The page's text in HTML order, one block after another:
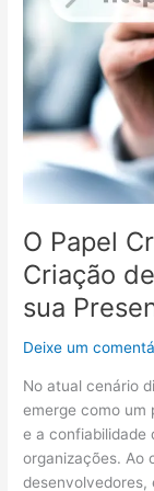
O Papel
Criação
sua
Deixe um
No atual cenário
emerge como um
e a confiabilidade
organizações. Ao
desenvolvedores,
Segurança
na
Criação
de
Sites:
Como
Proteger
Presença
Online